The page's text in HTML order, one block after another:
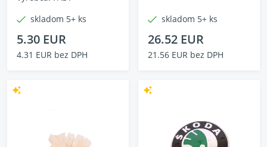
skladom 5+ ks
5.30 EUR
4.31 EUR bez DPH
skladom 5+ ks
26.52 EUR
21.56 EUR bez DPH